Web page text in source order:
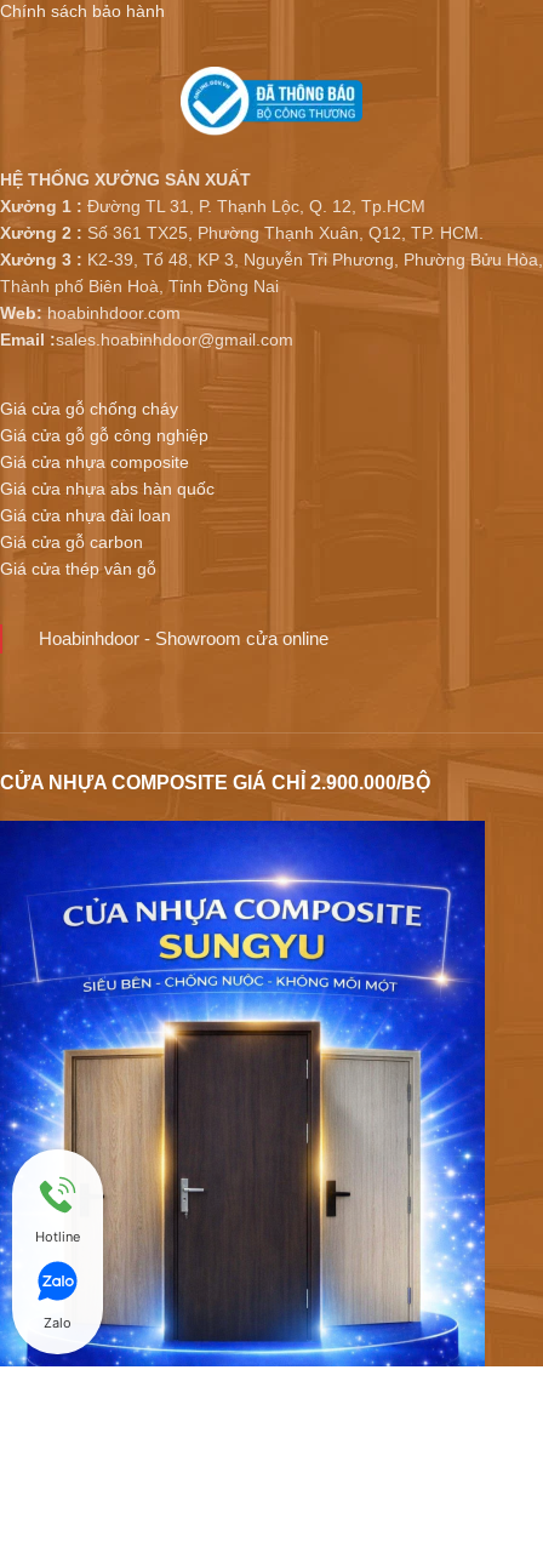
Chính sách bảo hành
HỆ THỐNG XƯỞNG SẢN XUẤT
Xưởng 1 : Đường TL 31, P. Thạnh Lộc, Q. 12, Tp.HCM
Xưởng 2 : Số 361 TX25, Phường Thạnh Xuân, Q12, TP. HCM.
Xưởng 3 : K2-39, Tổ 48, KP 3, Nguyễn Tri Phương, Phường Bửu Hòa,
Thành phố Biên Hoà, Tỉnh Đồng Nai
Web: hoabinhdoor.com
Email :sales.hoabinhdoor@gmail.com
Giá cửa gỗ chống cháy
Giá cửa gỗ gỗ công nghiệp
Giá cửa nhựa composite
Giá cửa nhựa abs hàn quốc
Giá cửa nhựa đài loan
Giá cửa gỗ carbon
Giá cửa thép vân gỗ
Hoabinhdoor - Showroom cửa online
CỬA NHỰA COMPOSITE GIÁ CHỈ 2.900.000/BỘ
Hotline
Zalo